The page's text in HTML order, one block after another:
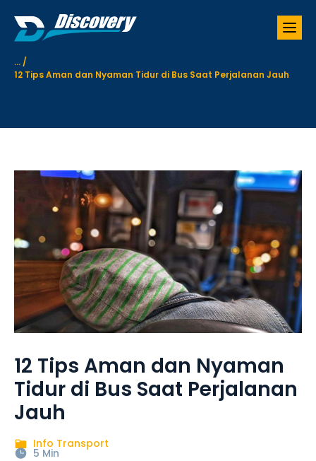
n
... /
12 Tips Aman dan Nyaman Tidur di Bus Saat Perjalanan Jauh
12 Tips Aman dan Nyaman
Tidur di Bus Saat Perjalanan
Jauh
Info Transport
5 Min